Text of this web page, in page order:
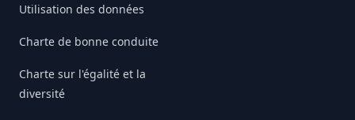
Utilisation des données
Charte de bonne conduite
Charte sur l'égalité et la
diversité